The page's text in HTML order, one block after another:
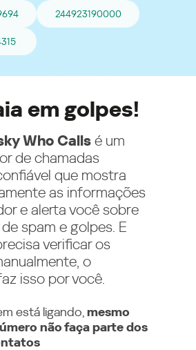
244923190000
em golpes!
Who Calls é um
de chamadas
que mostra
as informações
e alerta você sobre
spam e golpes. E
verificar os
o
isso por você.
está ligando, mesmo
não faça parte dos